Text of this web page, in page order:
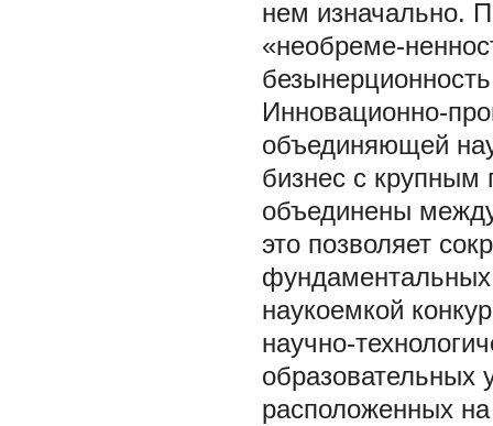
нем изначально.
«необреме-
Инновационно-
объединяющей
бизнес с крупным
объединены
это позволяет
фундаментальных
наукоемкой
научно-
расположенных